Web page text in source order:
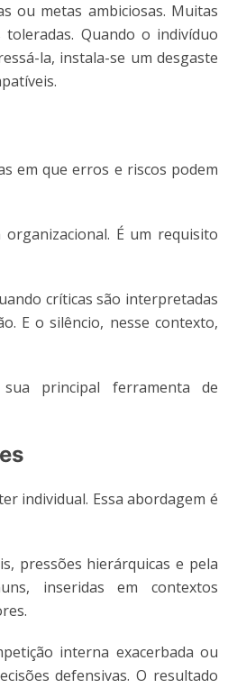
ou metas ambiciosas. Muitas
Quando o indivíduo
la, instala-se um desgaste
em que erros e riscos podem
É um requisito
críticas são interpretadas
E o silêncio, nesse contexto,
principal ferramenta de
individual. Essa abordagem é
pressões hierárquicas e pela
inseridas em contextos
interna exacerbada ou
defensivas. O resultado